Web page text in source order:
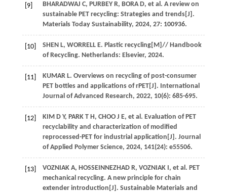
[9] BHARADWAJ C, PURBEY R, BORA D, et al. A review on
sustainable PET recycling: Strategies and trends[J].
Materials Today Sustainability, 2024, 27: 100936.
[10] SHEN L, WORRELL E. Plastic recycling[M]// Handbook
of Recycling. Netherlands: Elsevier, 2024.
[11] KUMAR L. Overviews on recycling of post-consumer
PET bottles and applications of rPET[J]. International
Journal of Advanced Research, 2022, 10(6): 685-695.
[12] KIM D Y, PARK T H, CHOO J E, et al. Evaluation of PET
recyclability and characterization of modified
reprocessed-PET for industrial application[J]. Journal
of Applied Polymer Science, 2024, 141(24): e55506.
[13] VOZNIAK A, HOSSEINNEZHAD R, VOZNIAK I, et al. PET
mechanical recycling. A new principle for chain
extender introduction[J]. Sustainable Materials and